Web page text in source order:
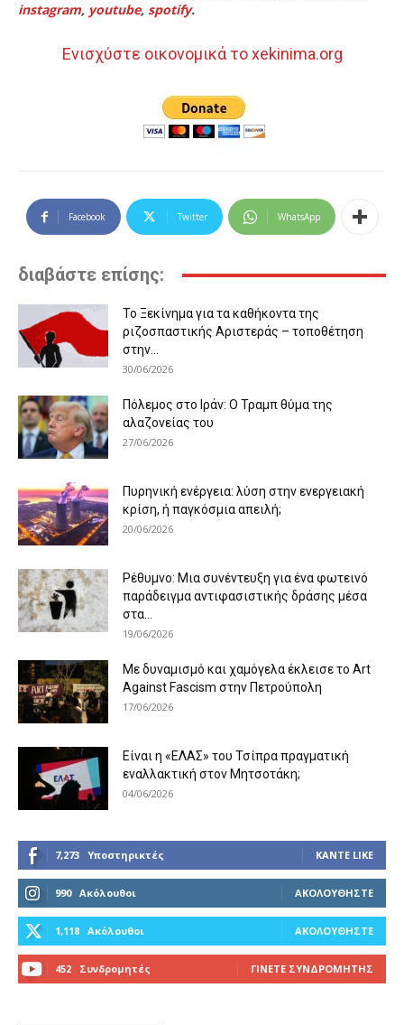
instagram, youtube, spotify.
Ενισχύστε οικονομικά το xekinima.org
Facebook Twitter WhatsApp
διαβάστε επίσης:
Το Ξεκίνημα για τα καθήκοντα της
ριζοσπαστικής Αριστεράς – τοποθέτηση
στην...
30/06/2026
Πόλεμος στο Ιράν: Ο Τραμπ θύμα της
αλαζονείας του
27/06/2026
Πυρηνική ενέργεια: λύση στην ενεργειακή
κρίση, ή παγκόσμια απειλή;
20/06/2026
Ρέθυμνο: Μια συνέντευξη για ένα φωτεινό
παράδειγμα αντιφασιστικής δράσης μέσα
στα...
19/06/2026
Με δυναμισμό και χαμόγελα έκλεισε το Art
Against Fascism στην Πετρούπολη
17/06/2026
Είναι η «ΕΛΑΣ» του Τσίπρα πραγματική
εναλλακτική στον Μητσοτάκη;
04/06/2026
7,273 Υποστηρικτές ΚΆΝΤΕ LIKE
990 Ακόλουθοι ΑΚΟΛΟΥΘΉΣΤΕ
1,118 Ακόλουθοι ΑΚΟΛΟΥΘΉΣΤΕ
452 Συνδρομητές ΓΊΝΕΤΕ ΣΥΝΔΡΟΜΗΤΉΣ